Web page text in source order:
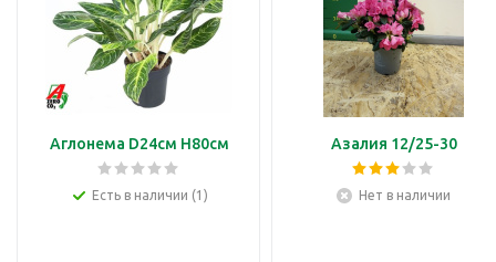
Аглонема D24см H80см
Есть в наличии (1)
Азалия 12/25-30
Нет в наличии